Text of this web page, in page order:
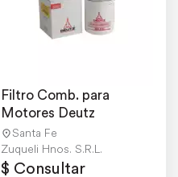
Filtro Comb. para
Motores Deutz
Santa Fe
Zuqueli Hnos. S.R.L.
$ Consultar